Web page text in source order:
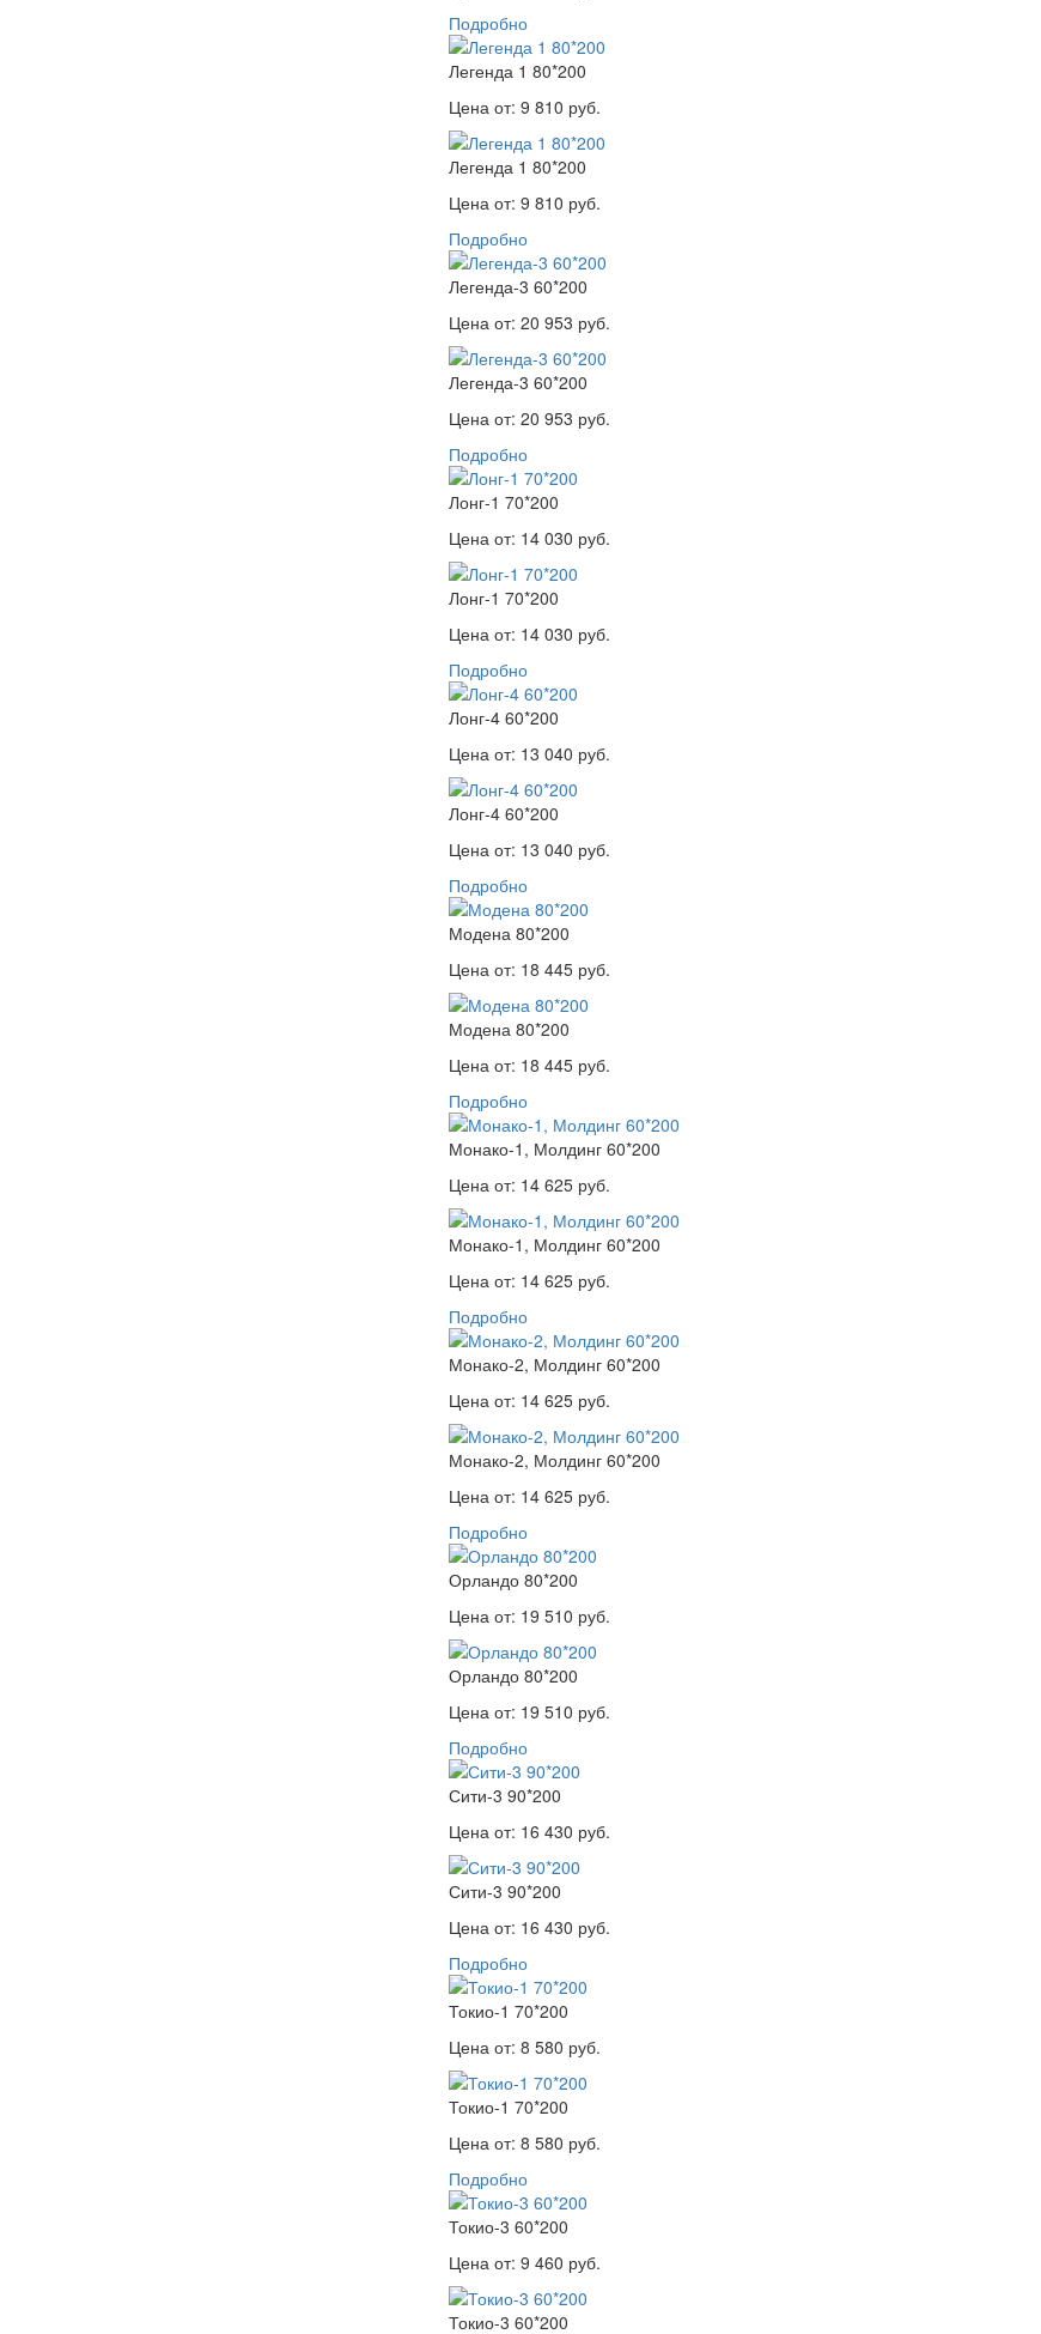
Подробно
Легенда 1 80*200
Цена от: 9 810 руб.
Легенда 1 80*200
Цена от: 9 810 руб.
Подробно
Легенда-3 60*200
Цена от: 20 953 руб.
Легенда-3 60*200
Цена от: 20 953 руб.
Подробно
Лонг-1 70*200
Цена от: 14 030 руб.
Лонг-1 70*200
Цена от: 14 030 руб.
Подробно
Лонг-4 60*200
Цена от: 13 040 руб.
Лонг-4 60*200
Цена от: 13 040 руб.
Подробно
Модена 80*200
Цена от: 18 445 руб.
Модена 80*200
Цена от: 18 445 руб.
Подробно
Монако-1, Молдинг 60*200
Цена от: 14 625 руб.
Монако-1, Молдинг 60*200
Цена от: 14 625 руб.
Подробно
Монако-2, Молдинг 60*200
Цена от: 14 625 руб.
Монако-2, Молдинг 60*200
Цена от: 14 625 руб.
Подробно
Орландо 80*200
Цена от: 19 510 руб.
Орландо 80*200
Цена от: 19 510 руб.
Подробно
Сити-3 90*200
Цена от: 16 430 руб.
Сити-3 90*200
Цена от: 16 430 руб.
Подробно
Токио-1 70*200
Цена от: 8 580 руб.
Токио-1 70*200
Цена от: 8 580 руб.
Подробно
Токио-3 60*200
Цена от: 9 460 руб.
Токио-3 60*200